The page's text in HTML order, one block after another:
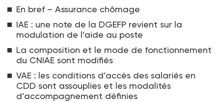
En bref – Assurance chômage
IAE : une note de la DGEFP revient sur la
modulation de l’aide au poste
La composition et le mode de fonctionnement
du CNIAE sont modifiés
VAE : les conditions d’accès des salariés en
CDD sont assouplies et les modalités
d’accompagnement définies